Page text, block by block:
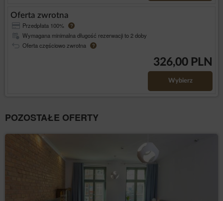
Oferta zwrotna
Przedpłata 100% ?
Wymagana minimalna długość rezerwacji to 2 doby
Oferta częściowo zwrotna
?
326,00 PLN
Wybierz
POZOSTAŁE OFERTY